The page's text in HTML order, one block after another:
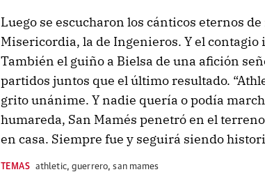
Luego se escucharon los cánticos eternos
Misericordia, la de Ingenieros. Y el
También el guiño a Bielsa de una afición
partidos juntos que el último resultado.
grito unánime. Y nadie quería o podía
humareda, San Mamés penetró en el
en casa. Siempre fue y seguirá siendo
TEMAS athletic,guerrero,san mames